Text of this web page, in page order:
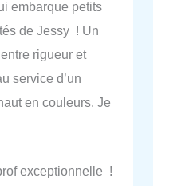
embarque petits
de Jessy ! Un
rigueur et
service d’un
en couleurs. Je
exceptionnelle !